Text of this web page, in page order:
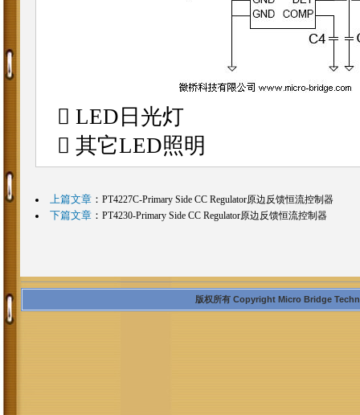
 LED日光灯
 其它LED照明
上篇文章： PT4227C-Primary Side CC Regulator原边反馈恒流控制器
下篇文章： PT4230-Primary Side CC Regulator原边反馈恒流控制器
版权所有 Copyright Micro Bridge